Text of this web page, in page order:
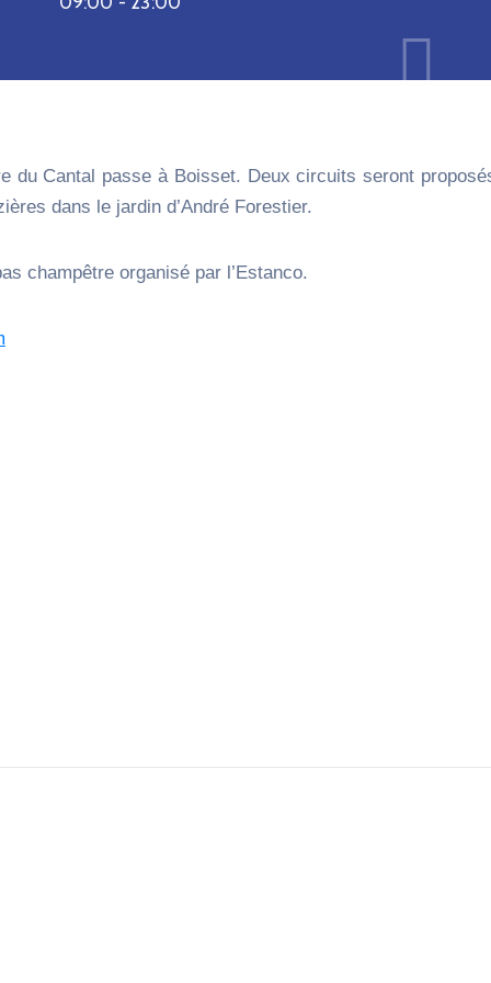
du Cantal passe à Boisset. Deux circuits seront
dans le jardin d’André Forestier.
champêtre organisé par l’Estanco.